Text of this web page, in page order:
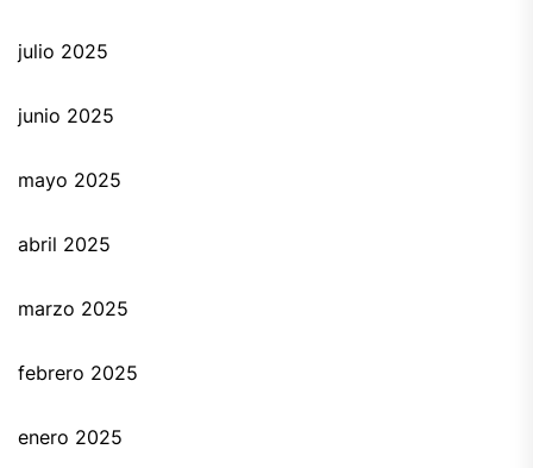
julio 2025
junio 2025
mayo 2025
abril 2025
marzo 2025
febrero 2025
enero 2025